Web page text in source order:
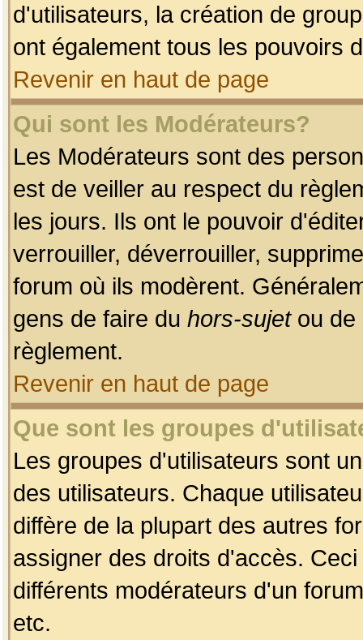
d'utilisateurs, la création de
ont également tous les pouvoirs
Revenir en haut de page
Qui sont les Modérateurs?
Les Modérateurs sont des
est de veiller au respect du
les jours. Ils ont le pouvoir
verrouiller, déverrouiller,
forum où ils modèrent.
gens de faire du hors-sujetou de
règlement.
Revenir en haut de page
Que sont les groupes
Les groupes d'utilisateurs sont
des utilisateurs. Chaque
diffère de la plupart des autres
assigner des droits d'accès.
différents modérateurs d'un
etc.